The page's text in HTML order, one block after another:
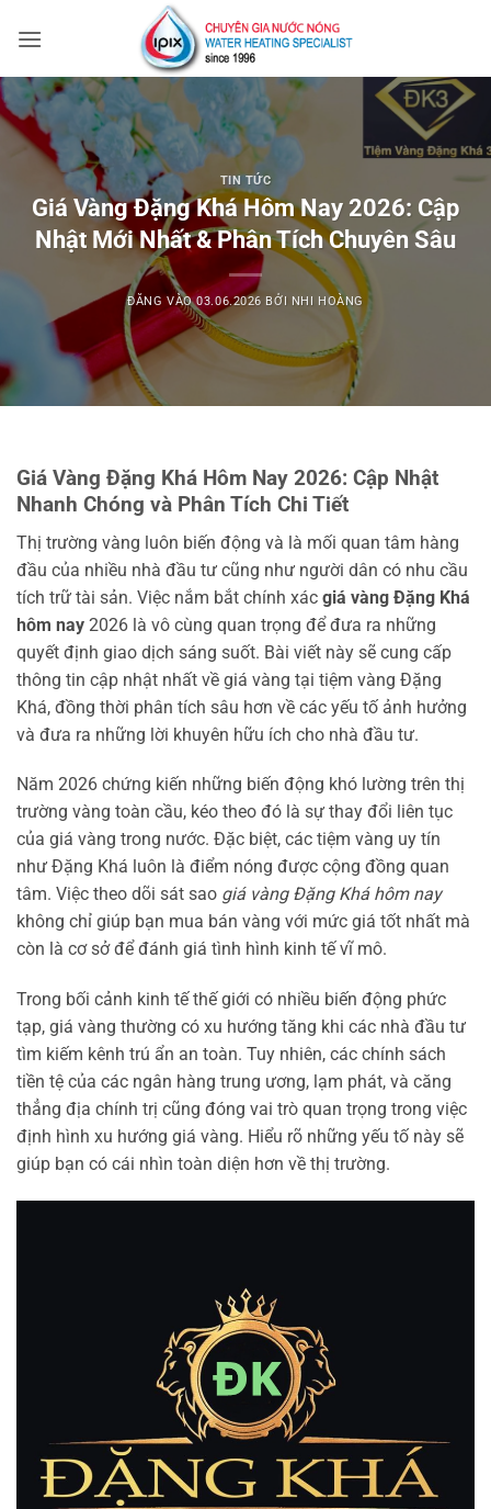
qua
dung
TIN TỨC
Giá Vàng Đặng Khá Hôm Nay 2026: Cập
Nhật Mới Nhất & Phân Tích Chuyên Sâu
ĐĂNG VÀO03.06.2026 BỞI NHI HOÀNG
Giá Vàng Đặng Khá Hôm Nay 2026: Cập Nhật
Nhanh Chóng và Phân Tích Chi Tiết
Thị trường vàng luôn biến động và là mối quan tâm hàng
đầu của nhiều nhà đầu tư cũng như người dân có nhu cầu
tích trữ tài sản. Việc nắm bắt chính xác giá vàng Đặng Khá
hôm nay 2026 là vô cùng quan trọng để đưa ra những
quyết định giao dịch sáng suốt. Bài viết này sẽ cung cấp
thông tin cập nhật nhất về giá vàng tại tiệm vàng Đặng
Khá, đồng thời phân tích sâu hơn về các yếu tố ảnh hưởng
và đưa ra những lời khuyên hữu ích cho nhà đầu tư.
Năm 2026 chứng kiến những biến động khó lường trên thị
trường vàng toàn cầu, kéo theo đó là sự thay đổi liên tục
của giá vàng trong nước. Đặc biệt, các tiệm vàng uy tín
như Đặng Khá luôn là điểm nóng được cộng đồng quan
tâm. Việc theo dõi sát sao giá vàng Đặng Khá hôm nay
không chỉ giúp bạn mua bán vàng với mức giá tốt nhất mà
còn là cơ sở để đánh giá tình hình kinh tế vĩ mô.
Trong bối cảnh kinh tế thế giới có nhiều biến động phức
tạp, giá vàng thường có xu hướng tăng khi các nhà đầu tư
tìm kiếm kênh trú ẩn an toàn. Tuy nhiên, các chính sách
tiền tệ của các ngân hàng trung ương, lạm phát, và căng
thẳng địa chính trị cũng đóng vai trò quan trọng trong việc
định hình xu hướng giá vàng. Hiểu rõ những yếu tố này sẽ
giúp bạn có cái nhìn toàn diện hơn về thị trường.